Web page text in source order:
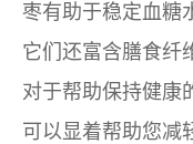
枣有助于稳定血糖
它们还富含膳食纤
对于帮助保持健康
可以显着帮助您减